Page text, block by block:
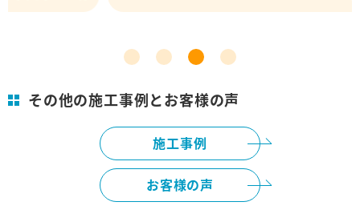
その他の施工事例とお客様の声
施工事例
お客様の声